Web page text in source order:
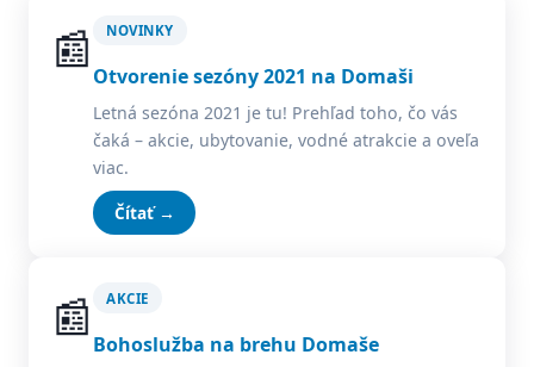
📰 NOVINKY
Otvorenie sezóny 2021 na Domaši
Letná sezóna 2021 je tu! Prehľad toho, čo vás
čaká – akcie, ubytovanie, vodné atrakcie a oveľa
viac.
Čítať →
📰 AKCIE
Bohoslužba na brehu Domaše